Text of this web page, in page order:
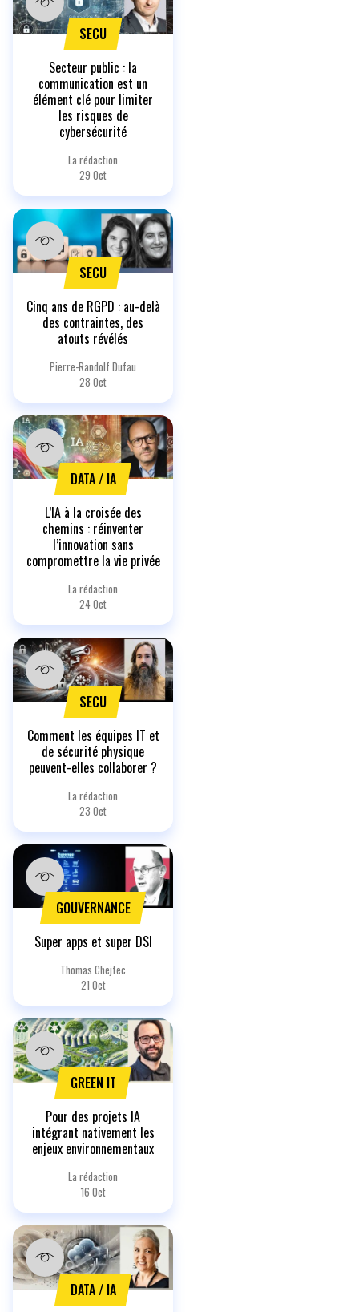
SECU
Secteur public : la
communication est un
élément clé pour limiter
les risques de
cybersécurité
La rédaction
29 Oct
SECU
Cinq ans de RGPD : au-delà
des contraintes, des
atouts révélés
Pierre-Randolf Dufau
28 Oct
DATA / IA
L’IA à la croisée des
chemins : réinventer
l’innovation sans
compromettre la vie privée
La rédaction
24 Oct
SECU
Comment les équipes IT et
de sécurité physique
peuvent-elles collaborer ?
La rédaction
23 Oct
GOUVERNANCE
Super apps et super DSI
Thomas Chejfec
21 Oct
GREEN IT
Pour des projets IA
intégrant nativement les
enjeux environnementaux
La rédaction
16 Oct
DATA / IA